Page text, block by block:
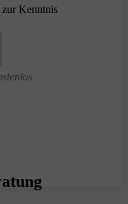
zur Kenntnis